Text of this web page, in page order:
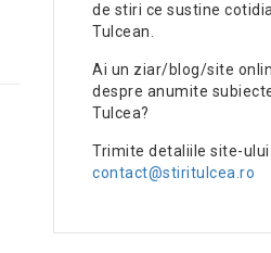
de stiri ce sustine
Tulcean.
Ai un ziar/blog/site
despre anumite
Tulcea?
Trimite detaliile site-
contact@stiritulcea.ro